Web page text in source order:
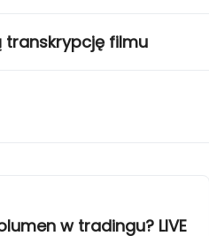
transkrypcję filmu
w tradingu? LIVE